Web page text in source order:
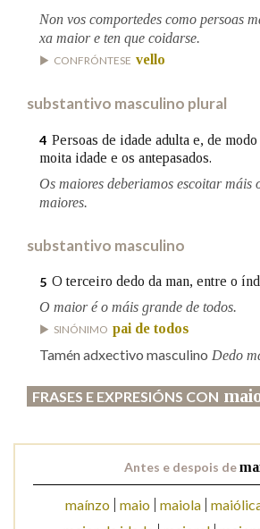
OUTRAS OPCIÓNS DE BUSCA
Pertence a
Non vos comportedes como persoas
xa maior e ten que coidarse.
CONFRÓNTESE vello
substantivo masculino plural
4 Persoas de idade adulta e, de
moita idade e os antepasados.
Os maiores deberiamos escoitar máis
maiores.
substantivo masculino
5 O terceiro dedo da man, entre o
O maior é o máis grande de todos.
SINÓNIMO pai de todos
Tamén adxectivo masculino Dedo
FRASES E EXPRESIÓNS CON
Antes e despois de
maínzo maio maiola